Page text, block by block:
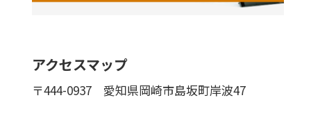
アクセスマップ
〒444-0937 愛知県岡崎市島坂町岸波47